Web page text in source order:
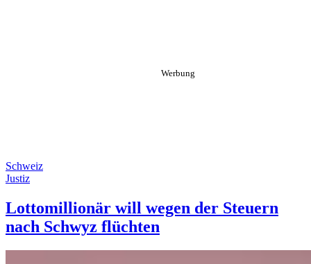
Schweiz
Justiz
Lottomillionär will wegen der Steuern
nach Schwyz flüchten